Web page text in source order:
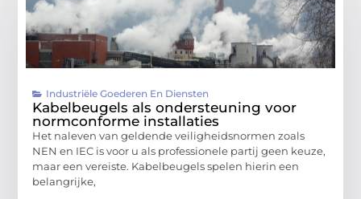
Industriële Goederen En Diensten
Kabelbeugels als ondersteuning voor
normconforme installaties
Het naleven van geldende veiligheidsnormen zoals
NEN en IEC is voor u als professionele partij geen keuze,
maar een vereiste. Kabelbeugels spelen hierin een
belangrijke,